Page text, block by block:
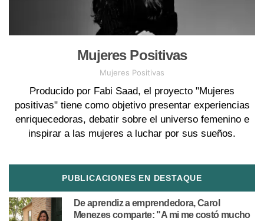
Mujeres Positivas
Mujeres Positivas
Producido por Fabi Saad, el proyecto "Mujeres
positivas" tiene como objetivo presentar experiencias
enriquecedoras, debatir sobre el universo femenino e
inspirar a las mujeres a luchar por sus sueños.
PUBLICACIONES EN DESTAQUE
De aprendiz a emprendedora, Carol
Menezes comparte: "A mi me costó mucho